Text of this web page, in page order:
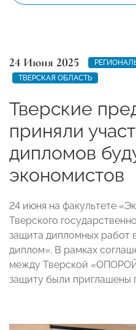
24 Июня 2025
ТВЕРСКАЯ ОБЛАСТЬ
Тверские
приняли
дипломов
экономистов
24 июня на факультете
Тверского
защита дипломных работ
диплом». В рамках
между Тверской
защиту были приглашены